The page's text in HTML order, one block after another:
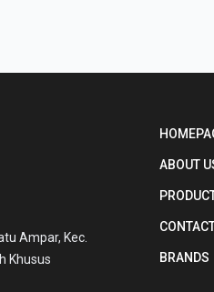
Ampar, Kec.
Khusus
ABOUT
BRANDS